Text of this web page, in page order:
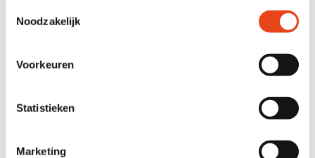
Noodzakelijk
Voorkeuren
Statistieken
Marketing
Only A-brand furniture